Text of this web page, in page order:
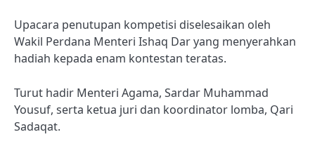
Upacara penutupan kompetisi diselesaikan oleh
Wakil Perdana Menteri Ishaq Dar yang menyerahkan
hadiah kepada enam kontestan teratas.
Turut hadir Menteri Agama, Sardar Muhammad
Yousuf, serta ketua juri dan koordinator lomba, Qari
Sadaqat.